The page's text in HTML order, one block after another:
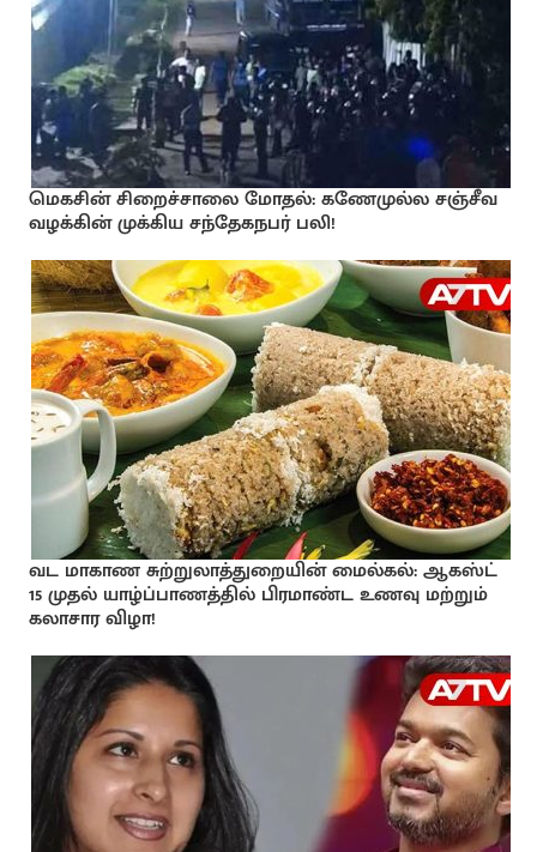
மெகசின் சிறைச்சாலை மோதல்: கணேமுல்ல சஞ்சீவ
வழக்கின் முக்கிய சந்தேகநபர் பலி!
வட மாகாண சுற்றுலாத்துறையின் மைல்கல்: ஆகஸ்ட்
15 முதல் யாழ்ப்பாணத்தில் பிரமாண்ட உணவு மற்றும்
கலாசார விழா!